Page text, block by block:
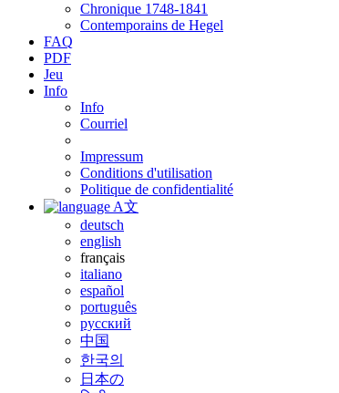
Chronique 1748-1841
Contemporains de Hegel
FAQ
PDF
Jeu
Info
Info
Courriel
Impressum
Conditions d'utilisation
Politique de confidentialité
A文
deutsch
english
français
italiano
español
português
русский
中国
한국의
日本の